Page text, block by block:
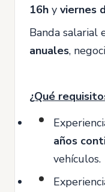
16h y viernes
Banda salarial
anuales,
¿Qué
años
vehículos.